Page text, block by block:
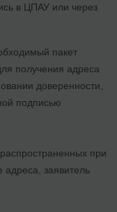
в ЦПАУ или через
пакет
получения адреса
доверенности,
подписью
при
адреса, заявитель